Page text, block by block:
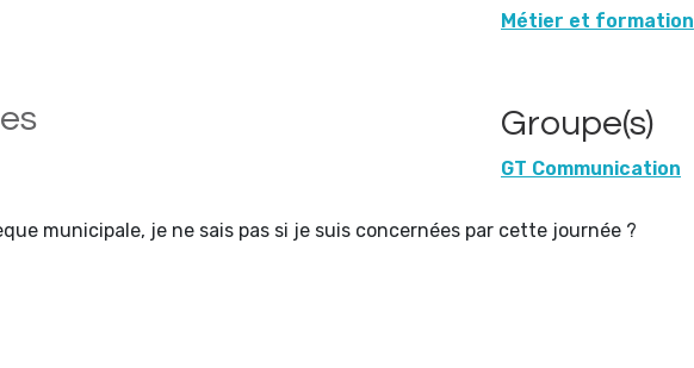
municipale, je ne sais pas si je suis concernées par cette journée ?
Métier et formation
Groupe(s)
GT Communication